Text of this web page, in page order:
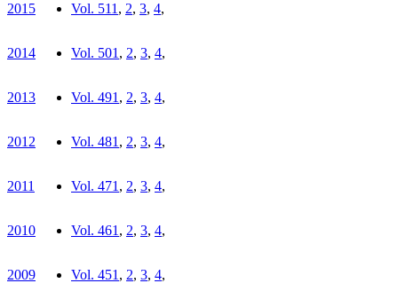
2015 Vol. 511, 2, 3, 4,
2014 Vol. 501, 2, 3, 4,
2013 Vol. 491, 2, 3, 4,
2012 Vol. 481, 2, 3, 4,
2011 Vol. 471, 2, 3, 4,
2010 Vol. 461, 2, 3, 4,
2009 Vol. 451, 2, 3, 4,